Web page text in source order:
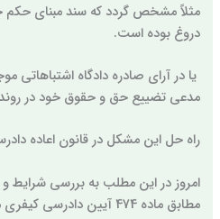
مثلاً مشخص گردد که سند مبنای
دروغ بوده است.
یا در آرای صادره دادگاه اشتباهاتی
مدعی تضییع حق و حقوق خود در
راه حل این مشکل در قانون اعاده
امروز در این مطلب به بررسی شرایط
مطابق ماده 474 آیین دادرسی کیفری می پردازیم.